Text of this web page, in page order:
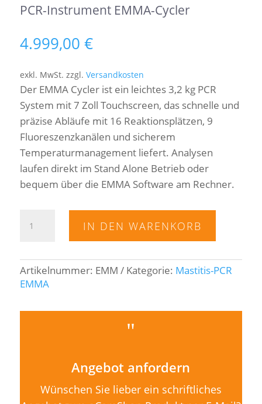
PCR-Instrument EMMA-Cycler
4.999,00 €
exkl. MwSt. zzgl. Versandkosten
Der EMMA Cycler ist ein leichtes 3,2 kg PCR
System mit 7 Zoll Touchscreen, das schnelle und
präzise Abläufe mit 16 Reaktionsplätzen, 9
Fluoreszenzkanälen und sicherem
Temperaturmanagement liefert. Analysen
laufen direkt im Stand Alone Betrieb oder
bequem über die EMMA Software am Rechner.
Instrument
Cycler
Menge
IN DEN WARENKORB
Artikelnummer: EMM Kategorie: Mastitis-PCR
EMMA
"
Angebot anfordern
Wünschen Sie lieber ein schriftliches